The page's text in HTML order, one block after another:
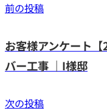
前の投稿
お客様アンケート
バー工事 ｜I様邸
次の投稿